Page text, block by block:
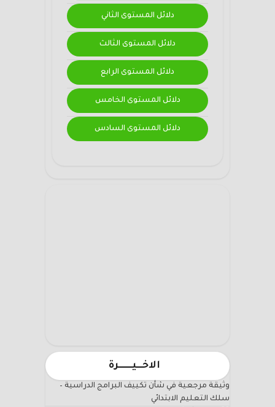
دلائل المستوى الثاني
دلائل المستوى الثالث
دلائل المستوى الرابع
دلائل المستوى الخامس
دلائل المستوى السادس
الاخـــيـــــــرة
وثيقة مرجعية في شأن تكييف البرامج الدراسية –
سلك التعليم الابتدائي